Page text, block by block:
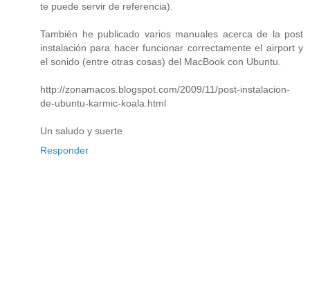
te puede servir de referencia).
También he publicado varios manuales acerca de la post
instalación para hacer funcionar correctamente el airport y
el sonido (entre otras cosas) del MacBook con Ubuntu.
http://zonamacos.blogspot.com/2009/11/post-instalacion-
de-ubuntu-karmic-koala.html
Un saludo y suerte
Responder